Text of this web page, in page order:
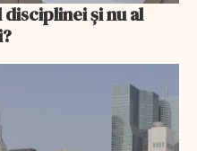
disciplinei și nu al